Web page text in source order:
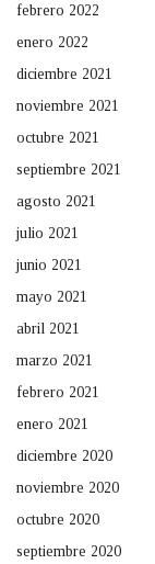
febrero 2022
enero 2022
diciembre 2021
noviembre 2021
octubre 2021
septiembre 2021
agosto 2021
julio 2021
junio 2021
mayo 2021
abril 2021
marzo 2021
febrero 2021
enero 2021
diciembre 2020
noviembre 2020
octubre 2020
septiembre 2020